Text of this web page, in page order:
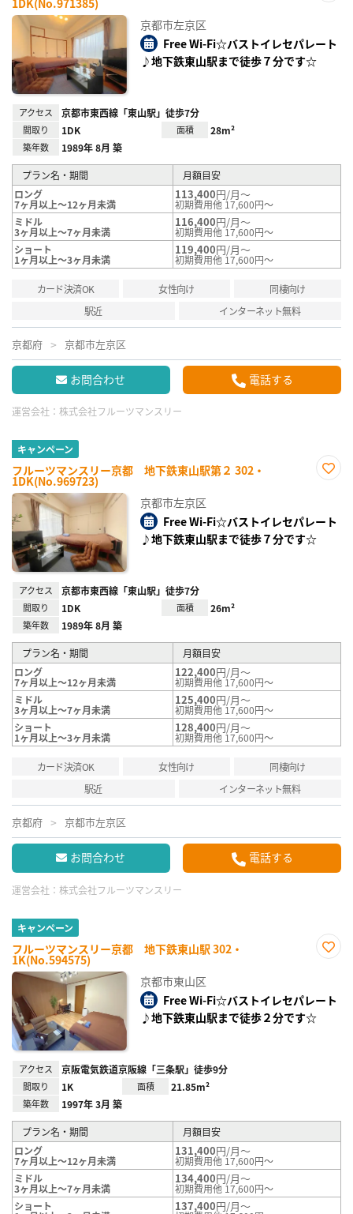
1DK(No.971385)
録
京都市左京区
Free Wi-Fi☆バストイレセパレート
♪地下鉄東山駅まで徒歩７分です☆
アクセス 京都市東西線「東山駅」徒歩7分
間取り 1DK 面積 28m²
築年数 1989年 8月 築
プラン名・期間
月額目安
ロング
7ヶ月以上～12ヶ月未満
113,400円/月～
初期費用他 17,600円～
ミドル
3ヶ月以上～7ヶ月未満
116,400円/月～
初期費用他 17,600円～
ショート
1ヶ月以上～3ヶ月未満
119,400円/月～
初期費用他 17,600円～
カード決済OK 女性向け
同棲向け
駅近
インターネット無料
京都府 京都市左京区
お問合わせ 電話する
運営会社： 株式会社フルーツマンスリー
キャンペーン
フルーツマンスリー京都 地下鉄東山駅第２ 302・
1DK(No.969723)
録
京都市左京区
Free Wi-Fi☆バストイレセパレート
♪地下鉄東山駅まで徒歩７分です☆
アクセス 京都市東西線「東山駅」徒歩7分
間取り 1DK 面積 26m²
築年数 1989年 8月 築
プラン名・期間
月額目安
ロング
7ヶ月以上～12ヶ月未満
122,400円/月～
初期費用他 17,600円～
ミドル
3ヶ月以上～7ヶ月未満
125,400円/月～
初期費用他 17,600円～
ショート
1ヶ月以上～3ヶ月未満
128,400円/月～
初期費用他 17,600円～
カード決済OK 女性向け
同棲向け
駅近
インターネット無料
京都府 京都市左京区
お問合わせ 電話する
運営会社： 株式会社フルーツマンスリー
キャンペーン
フルーツマンスリー京都 地下鉄東山駅 302・
1K(No.594575)
録
京都市東山区
Free Wi-Fi☆バストイレセパレート
♪地下鉄東山駅まで徒歩２分です☆
アクセス 京阪電気鉄道京阪線「三条駅」徒歩9分
間取り 1K 面積 21.85m²
築年数 1997年 3月 築
プラン名・期間
月額目安
ロング
7ヶ月以上～12ヶ月未満
131,400円/月～
初期費用他 17,600円～
ミドル
3ヶ月以上～7ヶ月未満
134,400円/月～
初期費用他 17,600円～
ショート
137,400円/月～